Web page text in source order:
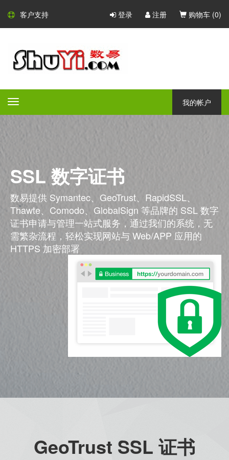
客户支持 登录 注册 购物车 (0)
Toggle
navigation
我的帐户
SSL 数字证书
数易提供 Symantec、GeoTrust、RapidSSL、
Thawte、Comodo、GlobalSign 等品牌的 SSL 数字
证书申请与管理一站式服务，通过我们的系统，无
需繁杂流程，轻松实现网站与 Web/APP 应用的
HTTPS 加密部署
GeoTrust SSL 证书